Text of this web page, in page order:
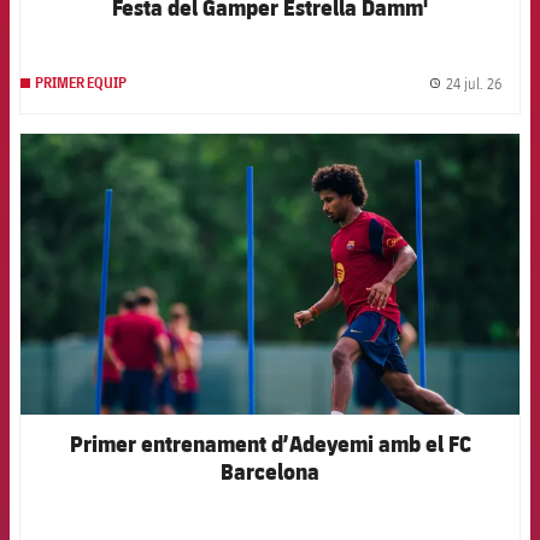
Festa del Gamper Estrella Damm'
PRIMER EQUIP 24 jul. 26
FCB Barcelona badge
Primer entrenament d’Adeyemi amb el FC
Barcelona